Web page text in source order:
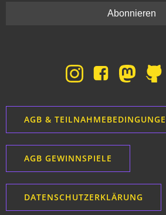
AGB &
AGB GEWINNSPIELE
DATENSCHUTZERKLÄRUNG